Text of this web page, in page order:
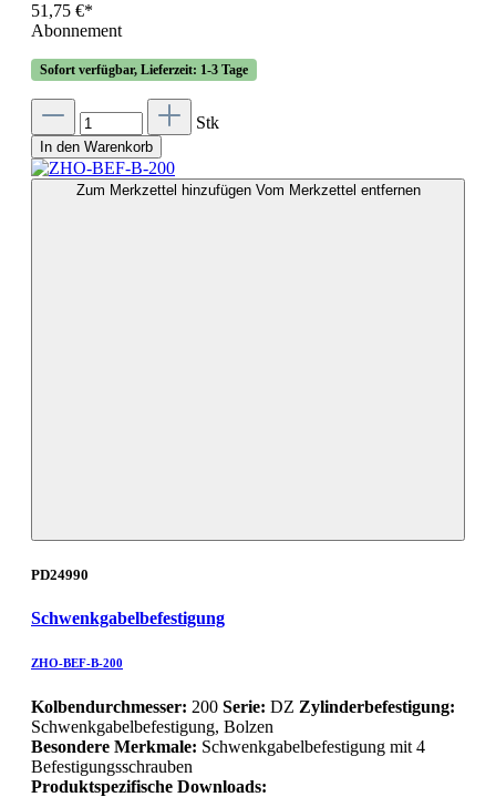
51,75 €*
Abonnement
Sofort verfügbar, Lieferzeit: 1-3 Tage
Stk
In den Warenkorb
Zum Merkzettel hinzufügen Vom Merkzettel entfernen
PD24990
Schwenkgabelbefestigung
ZHO-BEF-B-200
Kolbendurchmesser: 200 Serie: DZ Zylinderbefestigung:
Schwenkgabelbefestigung, Bolzen
Besondere Merkmale: Schwenkgabelbefestigung mit 4
Befestigungsschrauben
Produktspezifische Downloads: